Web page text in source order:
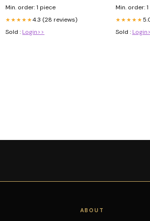
Min. order: 1 piece
★★★★★4.3 (28 reviews)
Sold : Login>>
Min. order:
★★★★★
Sold :
ABOUT